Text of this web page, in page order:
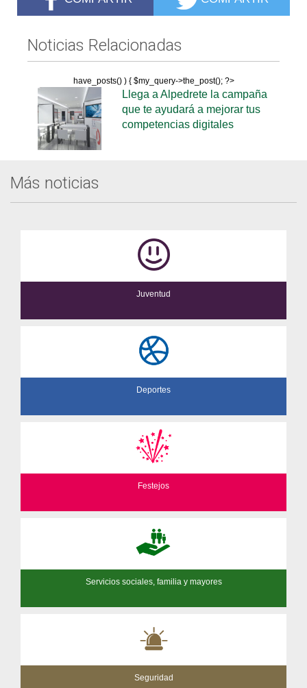
Noticias Relacionadas
have_posts() ) { $my_query->the_post(); ?>
Llega a Alpedrete la campaña
que te ayudará a mejorar tus
competencias digitales
Más noticias
Juventud
Deportes
Festejos
Servicios sociales, familia y mayores
Seguridad